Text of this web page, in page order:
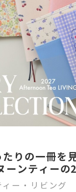
りの一冊を
ーンティー
ー・リビング